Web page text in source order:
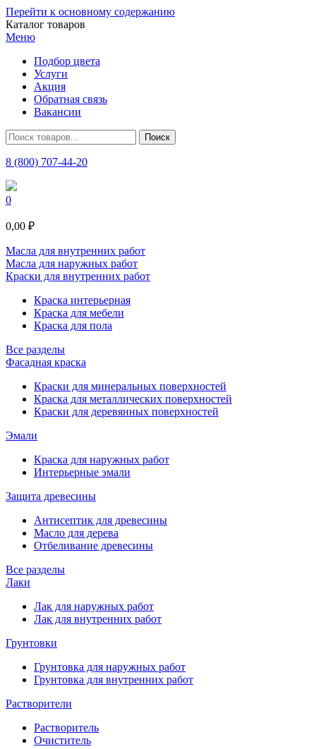
Перейти к основному содержанию
Каталог товаров
Меню
Подбор цвета
Услуги
Акция
Обратная связь
Вакансии
8 (800) 707-44-20
0
0,00 ₽
Масла для внутренних работ
Масла для наружных работ
Краски для внутренних работ
Краска интерьерная
Краска для мебели
Краска для пола
Все разделы
Фасадная краска
Краски для минеральных поверхностей
Краска для металлических поверхностей
Краски для деревянных поверхностей
Эмали
Краска для наружных работ
Интерьерные эмали
Защита древесины
Антисептик для древесины
Масло для дерева
Отбеливание древесины
Все разделы
Лаки
Лак для наружных работ
Лак для внутренних работ
Грунтовки
Грунтовка для наружных работ
Грунтовка для внутренних работ
Растворители
Растворитель
Очиститель